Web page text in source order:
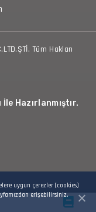
uygun çerezler (cookies)
erişebilirsiniz.
Tüm Hakları
Hazırlanmıştır.